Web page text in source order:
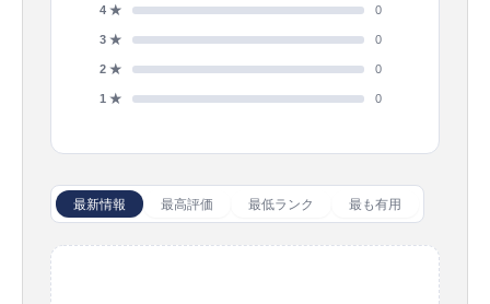
4 ★ 0
3 ★ 0
2 ★ 0
1 ★ 0
最新情報 最高評価 最低ランク 最も有用